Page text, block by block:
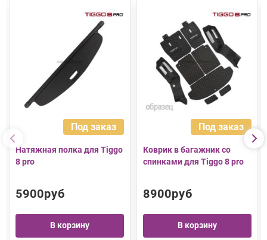
Под заказ
Натяжная полка для Tiggo
8 pro
5900руб
В корзину
Под заказ
Коврик в багажник со
спинками для Tiggo 8 pro
8900руб
В корзину